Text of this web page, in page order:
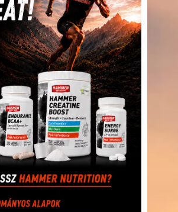
(204)kosárlabda(166)kézilabda
magyar labdarúgóválogatott(148)
(153)Opel Dakar Team(132)Rali
(142)rio 2016(373)sport
(128) szabadidősport(316)Szalay
táplálkozás utazás(126)
(162) Világkupa(129)vitorlázás
(197)Érdi Mária(130)
életmód